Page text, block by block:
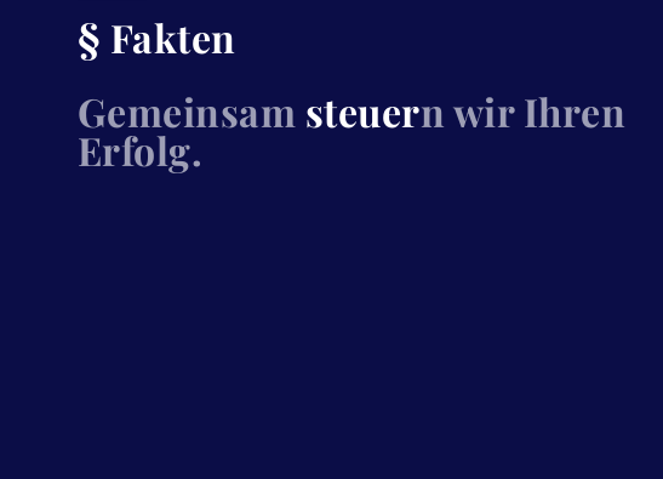
§ Fakten
Gemeinsam steuern wir Ihren
Erfolg.